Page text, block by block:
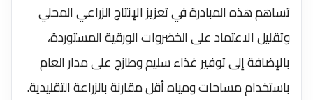
تساهم هذه المبادرة في تعزيز الإنتاج الزراعي المحلي
وتقليل الاعتماد على الخضروات الورقية المستوردة،
بالإضافة إلى توفير غذاء سليم وطازج على مدار العام
باستخدام مساحات ومياه أقل مقارنة بالزراعة التقليدية.